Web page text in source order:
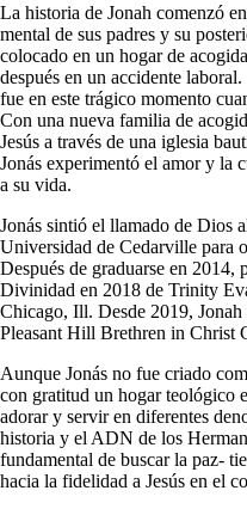
La historia de Jonah comenzó
mental de sus padres y su
colocado en un hogar de
después en un accidente
fue en este trágico momento
Con una nueva familia de
Jesús a través de una iglesia
Jonás experimentó el amor y la
a su vida.
Jonás sintió el llamado de Dios
Universidad de Cedarville para
Después de graduarse en 2014,
Divinidad en 2018 de Trinity
Chicago, Ill. Desde 2019,
Pleasant Hill Brethren in Christ
Aunque Jonás no fue criado
con gratitud un hogar teológico
adorar y servir en diferentes
historia y el ADN de los
fundamental de buscar la paz-
hacia la fidelidad a Jesús en el